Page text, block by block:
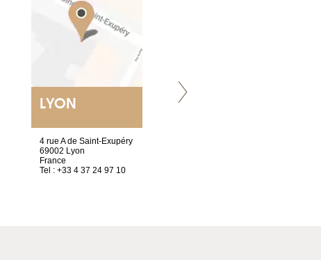
LYON
4 rue A de Saint-Exupéry
69002 Lyon
France
Tel : +33 4 37 24 97 10